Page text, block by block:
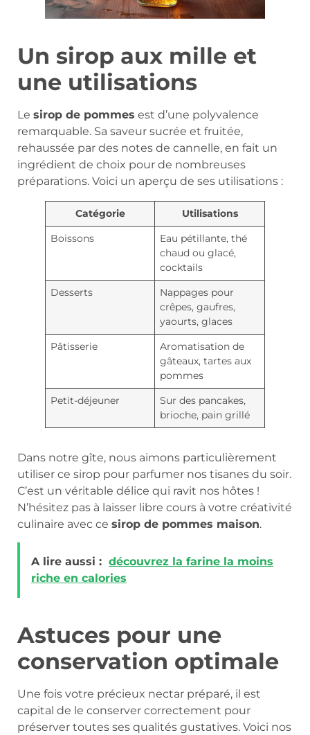
Un sirop aux mille et
une utilisations
Le sirop de pommes est d’une polyvalence
remarquable. Sa saveur sucrée et fruitée,
rehaussée par des notes de cannelle, en fait un
ingrédient de choix pour de nombreuses
préparations. Voici un aperçu de ses utilisations :
Catégorie
Utilisations
Boissons
Eau pétillante, thé
chaud ou glacé,
cocktails
Desserts
Nappages pour
crêpes, gaufres,
yaourts, glaces
Pâtisserie
Aromatisation de
gâteaux, tartes aux
pommes
Petit-déjeuner
Sur des pancakes,
brioche, pain grillé
Dans notre gîte, nous aimons particulièrement
utiliser ce sirop pour parfumer nos tisanes du soir.
C’est un véritable délice qui ravit nos hôtes !
N’hésitez pas à laisser libre cours à votre créativité
culinaire avec ce sirop de pommes maison.
A lire aussi : découvrez la farine la moins
riche en calories
Astuces pour une
conservation optimale
Une fois votre précieux nectar préparé, il est
capital de le conserver correctement pour
préserver toutes ses qualités gustatives. Voici nos